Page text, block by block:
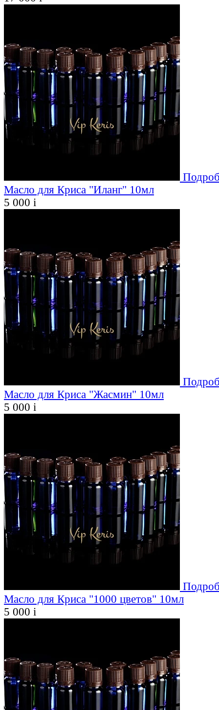
Масло для Криса "Иланг" 10мл
5 000 i
Масло для Криса "Жасмин" 10мл
5 000 i
Масло для Криса "1000 цветов" 10мл
5 000 i